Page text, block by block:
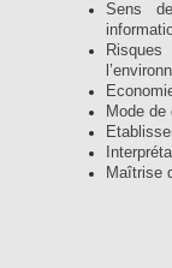
Sens
Mode
Maîtrise